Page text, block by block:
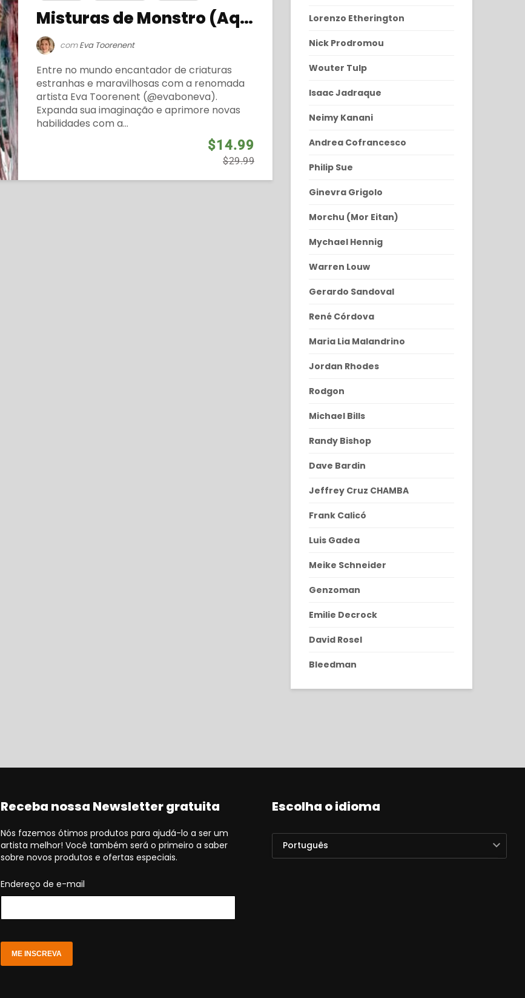
Misturas de Monstro (Aquarelas & Photoshop)
comEva Toorenent
Entre no mundo encantador de criaturas
estranhas e maravilhosas com a renomada
artista Eva Toorenent (@evaboneva).
Expanda sua imaginação e aprimore novas
habilidades com a...
$14.99
$29.99
Lorenzo Etherington
Nick Prodromou
Wouter Tulp
Isaac Jadraque
Neimy Kanani
Andrea Cofrancesco
Philip Sue
Ginevra Grigolo
Morchu (Mor Eitan)
Mychael Hennig
Warren Louw
Gerardo Sandoval
René Córdova
Maria Lia Malandrino
Jordan Rhodes
Rodgon
Michael Bills
Randy Bishop
Dave Bardin
Jeffrey Cruz CHAMBA
Frank Calicó
Luis Gadea
Meike Schneider
Genzoman
Emilie Decrock
David Rosel
Bleedman
Receba nossa Newsletter gratuita
Nós fazemos ótimos produtos para ajudá-lo a ser um
artista melhor! Você também será o primeiro a saber
sobre novos produtos e ofertas especiais.
Endereço de e-mail
ME INSCREVA
Escolha o idioma
Português